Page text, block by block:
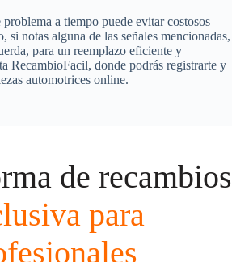
a tiempo puede evitar costosos
si notas alguna de las señales mencionadas,
para un reemplazo eficiente y
RecambioFacil, donde podrás registrarte y
automotrices online.
de recambios
para